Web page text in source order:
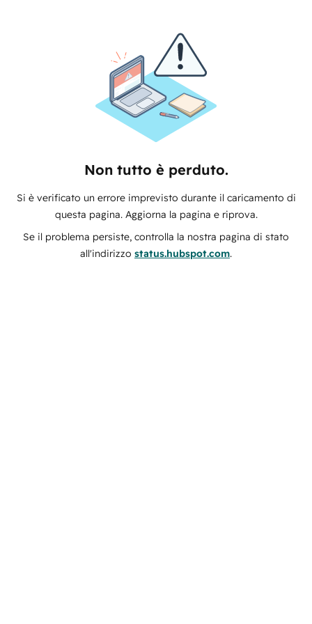
Non tutto è perduto.
Si è verificato un errore imprevisto durante il caricamento di
questa pagina. Aggiorna la pagina e riprova.
Se il problema persiste, controlla la nostra pagina di stato
all'indirizzo status.hubspot.com.